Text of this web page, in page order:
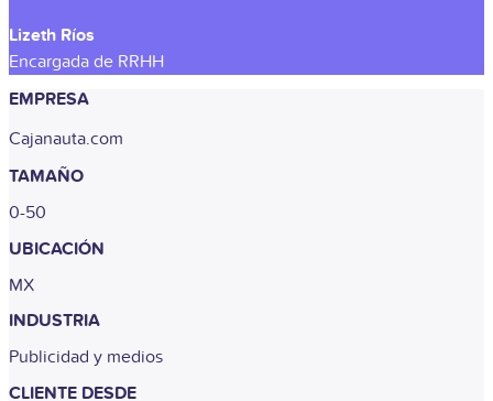
Lizeth Ríos
Encargada de RRHH
EMPRESA
Cajanauta.com
TAMAÑO
0-50
UBICACIÓN
MX
INDUSTRIA
Publicidad y medios
CLIENTE DESDE